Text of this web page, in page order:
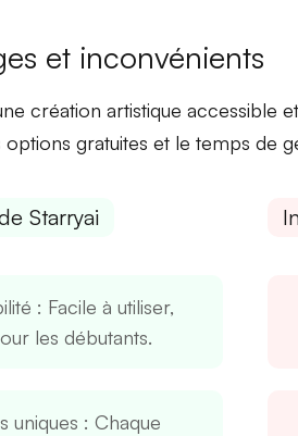
et inconvénients
création artistique accessible
options gratuites et le temps de
Starryai
: Facile à utiliser,
les débutants.
uniques : Chaque